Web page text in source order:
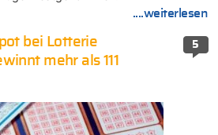
....weiterlesen
5
bei Lotterie
mehr als 111